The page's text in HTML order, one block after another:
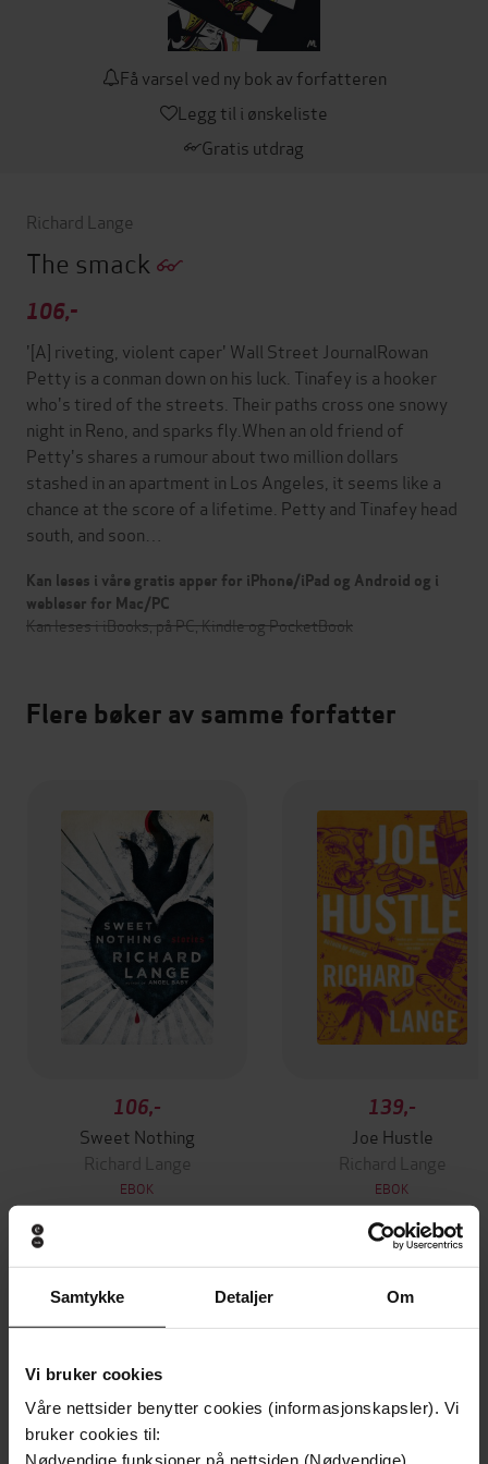
Samtykke Detaljer Om
Vi bruker cookies
Våre nettsider benytter cookies (informasjonskapsler). Vi
bruker cookies til:
Nødvendige funksjoner på nettsiden (Nødvendige)
Få varsel ved ny bok av forfatteren
Legg til i ønskeliste
Gratis utdrag
Richard Lange
The smack
106,-
'[A] riveting, violent caper' Wall Street JournalRowan
Petty is a conman down on his luck. Tinafey is a hooker
who's tired of the streets. Their paths cross one snowy
night in Reno, and sparks fly.When an old friend of
Petty's shares a rumour about two million dollars
stashed in an apartment in Los Angeles, it seems like a
chance at the score of a lifetime. Petty and Tinafey head
south, and soon…
Kan leses i våre gratis apper for iPhone/iPad og Android og i
webleser for Mac/PC
Kan leses i iBooks, på PC, Kindle og PocketBook
Flere bøker av samme forfatter
106,-
Sweet Nothing
Richard Lange
EBOK
139,-
Joe Hustle
Richard Lange
EBOK
Andre har også kjøpt
Premium